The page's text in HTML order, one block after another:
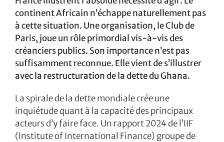
continent Africain n’échappe naturellement pas
à cette situation. Une organisation, le Club de
Paris, joue un rôle primordial vis-à-vis des
créanciers publics. Son importance n’est pas
suffisamment reconnue. Elle vient de s’illustrer
avec la restructuration de la dette du Ghana.
La spirale de la dette mondiale crée une
inquiétude quant à la capacité des principaux
acteurs d’y faire face. Un rapport 2024 de l’IIF
(Institute of International Finance) groupe de